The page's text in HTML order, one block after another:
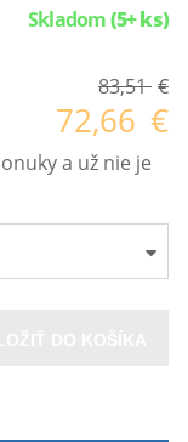
Skladom(5+ ks)
83,51 €
72,66 €
a už nie je